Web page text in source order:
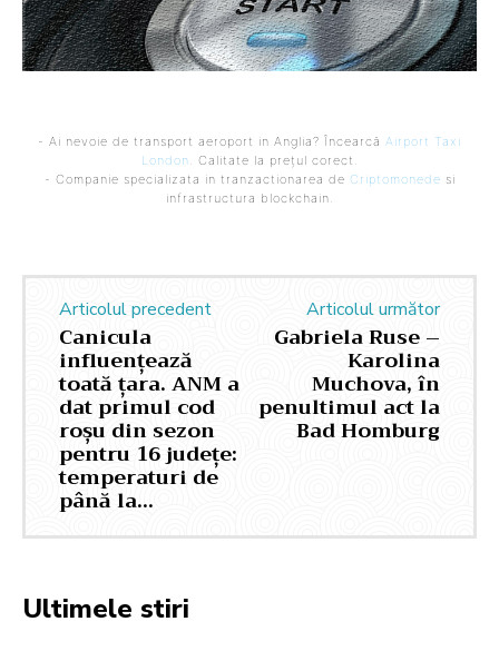
- Ai nevoie de transport aeroport in Anglia? Încearcă Airport Taxi
London. Calitate la prețul corect.
- Companie specializata in tranzactionarea de Criptomonede si
infrastructura blockchain.
Articolul precedent
Canicula
influențează
toată țara. ANM a
dat primul cod
roșu din sezon
pentru 16 județe:
temperaturi de
până la…
Articolul următor
Gabriela Ruse –
Karolina
Muchova, în
penultimul act la
Bad Homburg
Ultimele stiri